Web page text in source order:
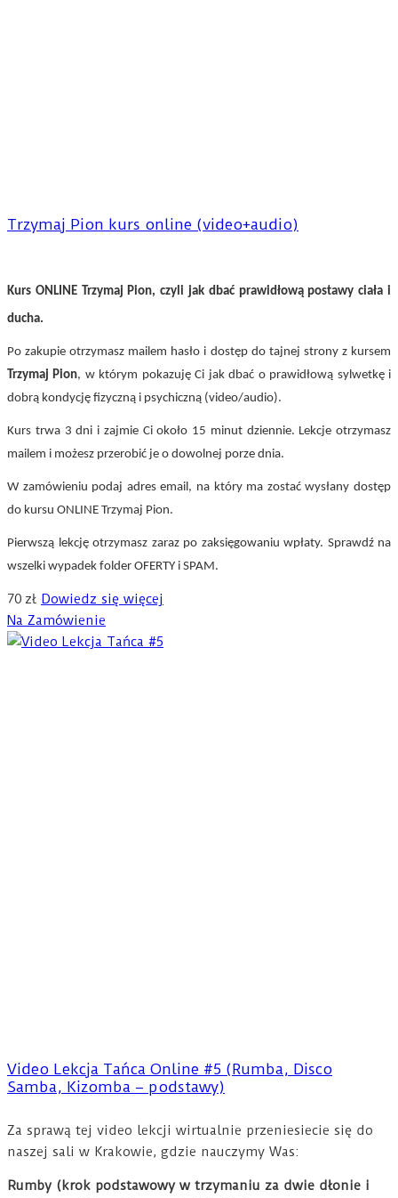
Trzymaj Pion kurs online (video+audio)
Kurs ONLINE Trzymaj Pion, czyli jak dbać prawidłową postawy ciała i
ducha.
Po zakupie otrzymasz mailem hasło i dostęp do tajnej strony z kursem
Trzymaj Pion, w którym pokazuję Ci jak dbać o prawidłową sylwetkę i
dobrą kondycję fizyczną i psychiczną (video/audio).
Kurs trwa 3 dni i zajmie Ci około 15 minut dziennie. Lekcje otrzymasz
mailem i możesz przerobić je o dowolnej porze dnia.
W zamówieniu podaj adres email, na który ma zostać wysłany dostęp
do kursu ONLINE Trzymaj Pion.
Pierwszą lekcję otrzymasz zaraz po zaksięgowaniu wpłaty. Sprawdź na
wszelki wypadek folder OFERTY i SPAM.
70 zł Dowiedz się więcej
Na Zamówienie
Video Lekcja Tańca Online #5 (Rumba, Disco
Samba, Kizomba – podstawy)
Za sprawą tej video lekcji wirtualnie przeniesiecie się do
naszej sali w Krakowie, gdzie nauczymy Was:
Rumby (krok podstawowy w trzymaniu za dwie dłonie i